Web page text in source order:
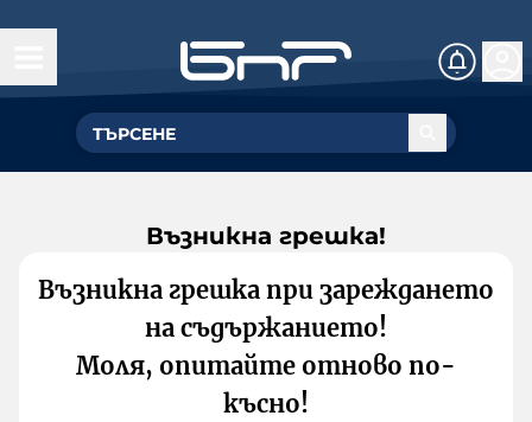
Възникна грешка!
Възникна грешка при зареждането
на съдържанието!
Моля, опитайте отново по-
късно!